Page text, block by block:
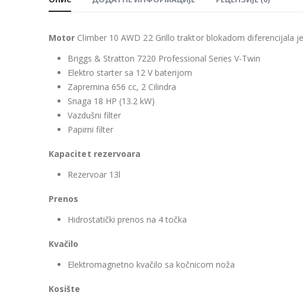
Motor Climber 10 AWD 22 Grillo traktor blokadom diferencijala
Briggs & Stratton 7220 Professional Series V-Twin
Elektro starter sa 12 V baterijom
Zapremina 656 cc, 2 Cilindra
Snaga 18 HP (13.2 kW)
Vazdušni filter
Papirni filter
Kapacitet rezervoara
Rezervoar 13l
Prenos
Hidrostatički prenos na 4 točka
Kvačilo
Elektromagnetno kvačilo sa kočnicom noža
Kosište